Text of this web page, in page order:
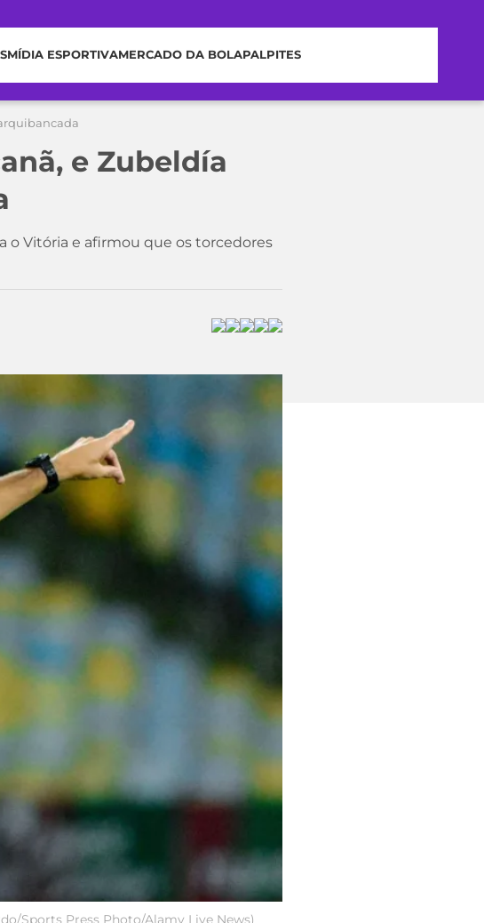
MÍDIA ESPORTIVAMERCADO DA BOLAPALPITES
e Zubeldía
Vitória e afirmou que os torcedores
Sports Press Photo/Alamy Live News)